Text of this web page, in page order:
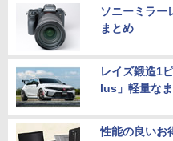
ソニーミラー
まとめ
レイズ鍛造1
lus」軽量な
性能の良いお